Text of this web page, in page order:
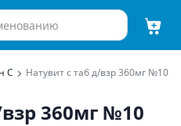
С Натувит с таб д/взр 360мг №10
360мг №10